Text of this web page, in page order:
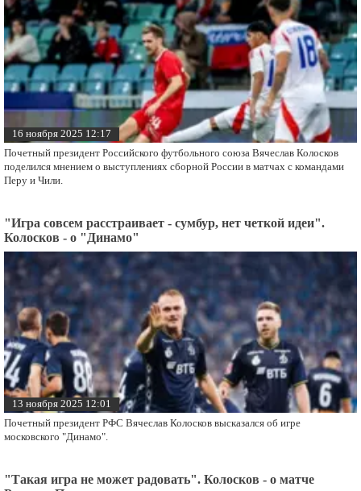
16 ноября 2025 12:17
Почетный президент Российского футбольного союза Вячеслав Колосков
поделился мнением о выступлениях сборной России в матчах с командами
Перу и Чили.
"Игра совсем расстраивает - сумбур, нет четкой идеи".
Колосков - о "Динамо"
13 ноября 2025 12:01
Почетный президент РФС Вячеслав Колосков высказался об игре
московского "Динамо".
"Такая игра не может радовать". Колосков - о матче